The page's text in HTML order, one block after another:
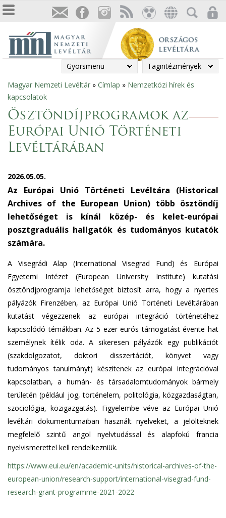
Gyorsmenü Tagintézmények
Jelenlegi
hely
Magyar Nemzeti Levéltár » Címlap » Nemzetközi hírek és
kapcsolatok
Ösztöndíjprogramok az
Európai Unió Történeti
Levéltárában
2026.05.05.
Az Európai Unió Történeti Levéltára (Historical
Archives of the European Union) több ösztöndíj
lehetőséget is kínál közép- és kelet-európai
posztgraduális hallgatók és tudományos kutatók
számára.
A Visegrádi Alap (International Visegrad Fund) és Európai
Egyetemi Intézet (European University Institute) kutatási
ösztöndjprogramja lehetőséget biztosít arra, hogy a nyertes
pályázók Firenzében, az Európai Unió Történeti Levéltárában
kutatást végezzenek az európai integráció történetéhez
kapcsolódó témákban. Az 5 ezer eurós támogatást évente hat
személynek ítélik oda. A sikeresen pályázók egy publikációt
(szakdolgozatot, doktori disszertációt, könyvet vagy
tudományos tanulmányt) készítenek az európai integrációval
kapcsolatban, a humán- és társadalomtudományok bármely
területén (például jog, történelem, politológia, közgazdaságtan,
szociológia, közigazgatás). Figyelembe véve az Európai Unió
levéltári dokumentumaiban használt nyelveket, a jelölteknek
megfelelő szintű angol nyelvtudással és alapfokú francia
nyelvismerettel kell rendelkezniük.
https://www.eui.eu/en/academic-units/historical-archives-of-the-
european-union/research-support/international-visegrad-fund-
research-grant-programme-2021-2022